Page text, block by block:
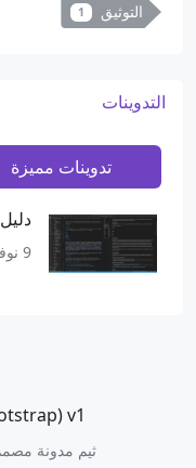
التوثيق 1
التدوينات
تدوينات مميزة
9 نوفمبر 2020
v1
ثيم مدونة